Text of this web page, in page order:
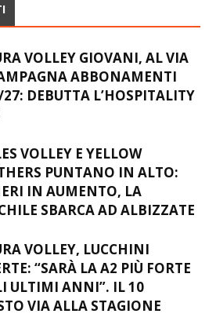
VOLLEY GIOVANI, AL VIA
ABBONAMENTI
DEBUTTA L’HOSPITALITY
VOLLEY E YELLOW
PUNTANO IN ALTO:
IN AUMENTO, LA
SBARCA AD ALBIZZATE
VOLLEY, LUCCHINI
“SARÀ LA A2 PIÙ FORTE
ULTIMI ANNI”. IL 10
VIA ALLA STAGIONE